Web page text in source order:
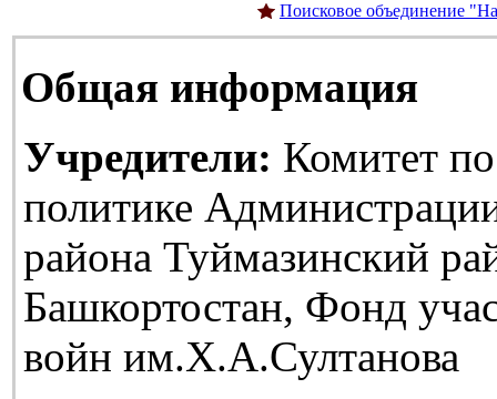
Поисковое объединение
Общая информация
Учредители: Комитет
политике
района Туймазинский
Башкортостан, Фонд
войн им.Х.А.Султанова